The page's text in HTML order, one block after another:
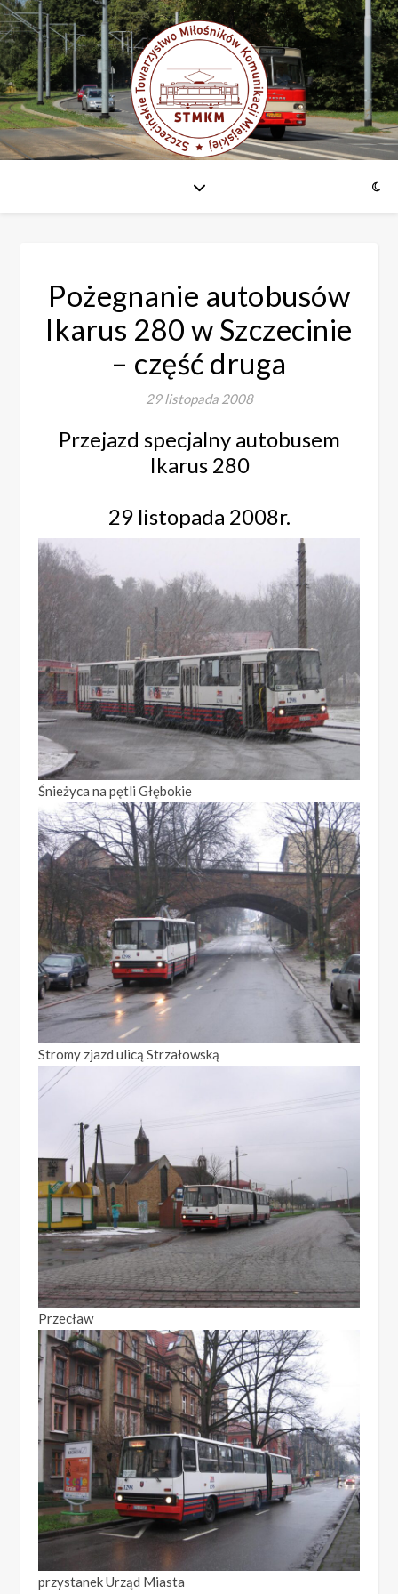
Pożegnanie autobusów
Ikarus 280 w Szczecinie
– część druga
29 listopada 2008
Przejazd specjalny autobusem
Ikarus 280
29 listopada 2008r.
Śnieżyca na pętli Głębokie
Stromy zjazd ulicą Strzałowską
Przecław
przystanek Urząd Miasta